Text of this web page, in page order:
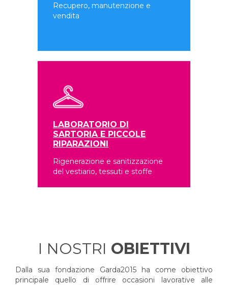
Recupero, manutenzione e
vendita
LABORATORIO DI
SARTORIA E PICCOLE
RIPARAZIONI
Rigenerazione e sanitizzazione
del vestiario, tessuti e stoffe
I NOSTRI OBIETTIVI
Dalla sua fondazione Garda2015 ha come obiettivo
principale quello di offrire occasioni lavorative alle